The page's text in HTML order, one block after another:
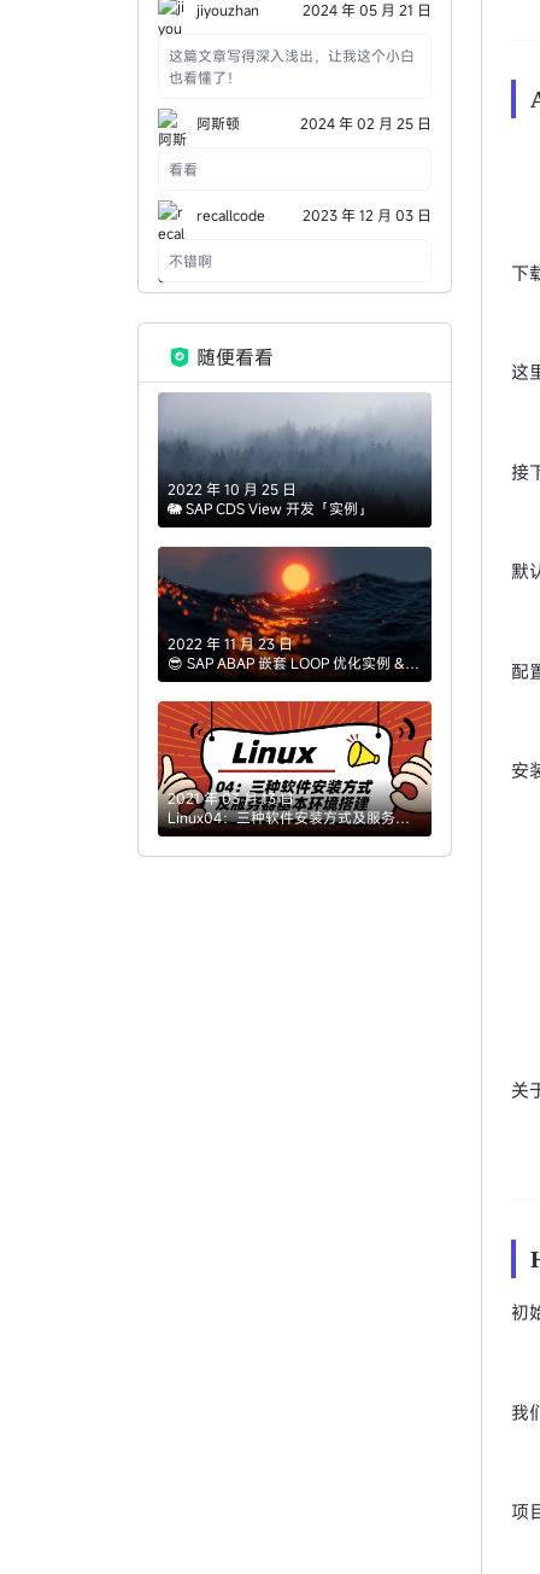
见目录分别是做什么的，比如 `conf`、
`html`、`logs`，读者上手会更快。
jiyouzhan 2024 年 05 月 21 日
这篇文章写得深入浅出，让我这个小白
也看懂了！
阿斯顿 2024 年 02 月 25 日
看看
recallcode 2023 年 12 月 03 日
不错啊
随便看看
2022 年 10 月 25 日
🐘 SAP CDS View 开发「实例」
2022 年 11 月 23 日
😎 SAP ABAP 嵌套 LOOP 优化实例 &
解析
2021 年 03 月 13 日
Linux04：三种软件安装方式及服务器
基本环境搭建
下
这
接
默
配
安
关
初
我
项